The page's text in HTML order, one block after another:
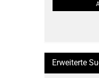
Erweiterte